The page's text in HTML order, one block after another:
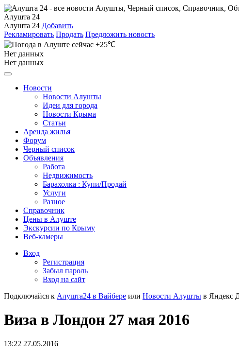
Алушта 24
Алушта 24 Добавить
Рекламировать Продать Предложить новость
+25℃
Нет данных
Нет данных
Новости
Новости Алушты
Идеи для города
Новости Крыма
Статьи
Аренда жилья
Форум
Черный список
Объявления
Работа
Недвижимость
Барахолка : Купи/Продай
Услуги
Разное
Справочник
Цены в Алуште
Экскурсии по Крыму
Веб-камеры
Вход
Регистрация
Забыл пароль
Вход на сайт
Подключайся к Алушта24 в Вайбере или Новости Алушты в Яндекс
Виза в Лондон 27 мая 2016
13:22 27.05.2016